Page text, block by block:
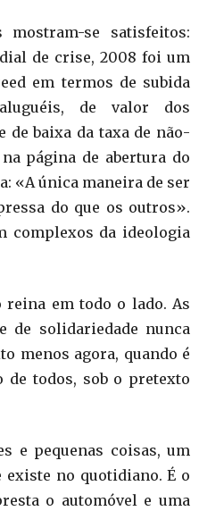
mostram-se satisfeitos:
de crise, 2008 foi um
em termos de subida
de valor dos
de baixa da taxa de não-
página de abertura do
«A única maneira de ser
do que os outros».
complexos da ideologia
em todo o lado. As
de solidariedade nunca
menos agora, quando é
de todos, sob o pretexto
e pequenas coisas, um
existe no quotidiano. É o
o automóvel e uma